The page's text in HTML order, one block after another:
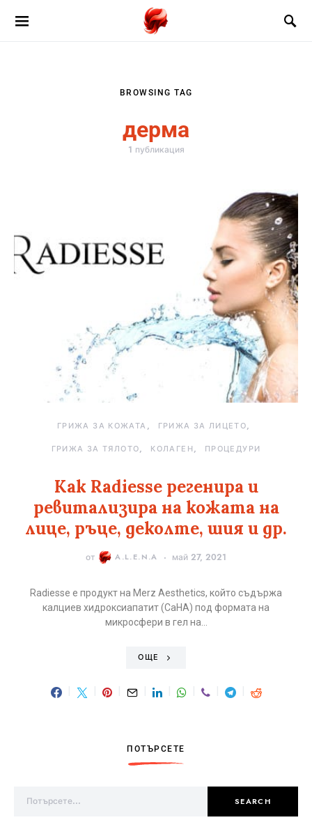
BROWSING TAG
дерма
1 публикация
ГРИЖА ЗА КОЖАТА ГРИЖА ЗА ЛИЦЕТО
ГРИЖА ЗА ТЯЛОТО КОЛАГЕН ПРОЦЕДУРИ
Как Radiesse регенира и
ревитализира на кожата на
лице, ръце, деколте, шия и др.
от A.L.E.N.A май 27, 2021
Radiesse е продукт на Merz Aesthetics, който съдържа
калциев хидроксиапатит (CaHA) под формата на
микросфери в гел на…
ОЩЕ
ПОТЪРСЕТЕ
SEARCH